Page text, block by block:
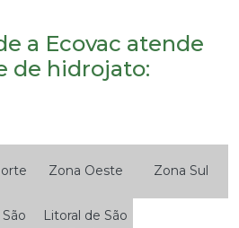
a Ecovac atende
de hidrojato:
Zona Oeste Zona Sul
Litoral de São